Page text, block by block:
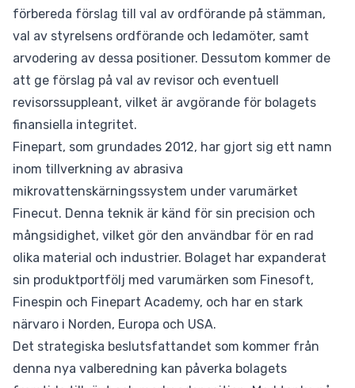
förbereda förslag till val av ordförande på stämman,
val av styrelsens ordförande och ledamöter, samt
arvodering av dessa positioner. Dessutom kommer de
att ge förslag på val av revisor och eventuell
revisorssuppleant, vilket är avgörande för bolagets
finansiella integritet.
Finepart, som grundades 2012, har gjort sig ett namn
inom tillverkning av abrasiva
mikrovattenskärningssystem under varumärket
Finecut. Denna teknik är känd för sin precision och
mångsidighet, vilket gör den användbar för en rad
olika material och industrier. Bolaget har expanderat
sin produktportfölj med varumärken som Finesoft,
Finespin och Finepart Academy, och har en stark
närvaro i Norden, Europa och USA.
Det strategiska beslutsfattandet som kommer från
denna nya valberedning kan påverka bolagets